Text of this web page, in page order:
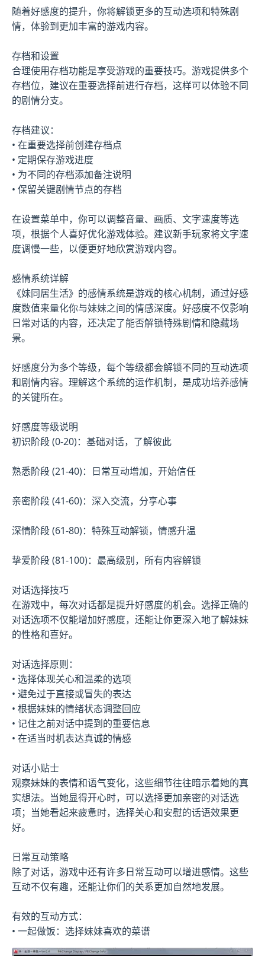
随着好感度的提升，你将解锁更多的互动选项和特殊剧
情，体验到更加丰富的游戏内容。
存档和设置
合理使用存档功能是享受游戏的重要技巧。游戏提供多个
存档位，建议在重要选择前进行存档，这样可以体验不同
的剧情分支。
存档建议：
• 在重要选择前创建存档点
• 定期保存游戏进度
• 为不同的存档添加备注说明
• 保留关键剧情节点的存档
在设置菜单中，你可以调整音量、画质、文字速度等选
项，根据个人喜好优化游戏体验。建议新手玩家将文字速
度调慢一些，以便更好地欣赏游戏内容。
感情系统详解
《妹同居生活》的感情系统是游戏的核心机制，通过好感
度数值来量化你与妹妹之间的情感深度。好感度不仅影响
日常对话的内容，还决定了能否解锁特殊剧情和隐藏场
景。
好感度分为多个等级，每个等级都会解锁不同的互动选项
和剧情内容。理解这个系统的运作机制，是成功培养感情
的关键所在。
好感度等级说明
初识阶段 (0-20)：基础对话，了解彼此
熟悉阶段 (21-40)：日常互动增加，开始信任
亲密阶段 (41-60)：深入交流，分享心事
深情阶段 (61-80)：特殊互动解锁，情感升温
挚爱阶段 (81-100)：最高级别，所有内容解锁
对话选择技巧
在游戏中，每次对话都是提升好感度的机会。选择正确的
对话选项不仅能增加好感度，还能让你更深入地了解妹妹
的性格和喜好。
对话选择原则：
• 选择体现关心和温柔的选项
• 避免过于直接或冒失的表达
• 根据妹妹的情绪状态调整回应
• 记住之前对话中提到的重要信息
• 在适当时机表达真诚的情感
对话小贴士
观察妹妹的表情和语气变化，这些细节往往暗示着她的真
实想法。当她显得开心时，可以选择更加亲密的对话选
项；当她看起来疲惫时，选择关心和安慰的话语效果更
好。
日常互动策略
除了对话，游戏中还有许多日常互动可以增进感情。这些
互动不仅有趣，还能让你们的关系更加自然地发展。
有效的互动方式：
• 一起做饭：选择妹妹喜欢的菜谱